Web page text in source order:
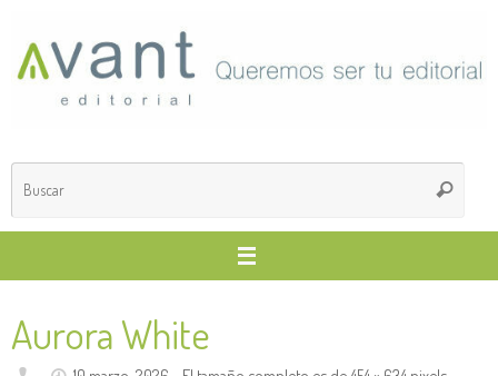
contenido
Buscar
Aurora White